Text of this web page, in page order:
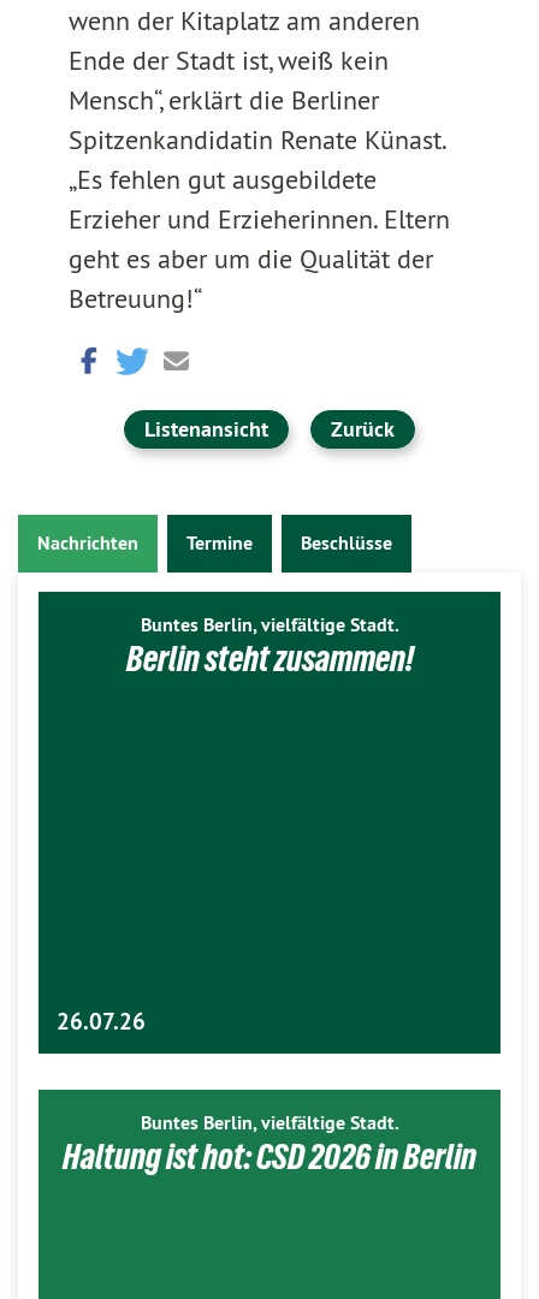
wenn der Kitaplatz am anderen
Ende der Stadt ist, weiß kein
Mensch“, erklärt die Berliner
Spitzenkandidatin Renate Künast.
„Es fehlen gut ausgebildete
Erzieher und Erzieherinnen. Eltern
geht es aber um die Qualität der
Betreuung!“
Listenansicht Zurück
Nachrichten Termine Beschlüsse
Buntes Berlin, vielfältige Stadt.
Berlin steht zusammen!
26.07.26
Buntes Berlin, vielfältige Stadt.
Haltung ist hot: CSD 2026 in Berlin